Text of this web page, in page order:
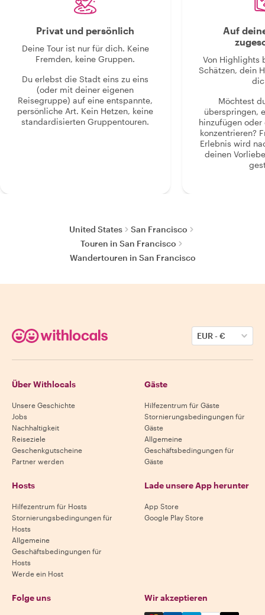
Privat und persönlich
Deine Tour ist nur für dich. Keine
Fremden, keine Gruppen.
Du erlebst die Stadt eins zu eins
(oder mit deiner eigenen
Reisegruppe) auf eine entspannte,
persönliche Art. Kein Hetzen, keine
standardisierten Gruppentouren.
Auf
Von Highlights
Schätzen, dein
Möchtest
überspringen,
hinzufügen
konzentrieren?
Erlebnis wird
deinen
United States
San Francisco
Touren in San Francisco
Wandertouren in San Francisco
EUR-€
Über Withlocals
Unsere Geschichte
Jobs
Nachhaltigkeit
Reiseziele
Geschenkgutscheine
Partner werden
Gäste
Hilfezentrum für Gäste
Stornierungsbedingungen für
Gäste
Allgemeine
Geschäftsbedingungen für
Gäste
Hosts
Hilfezentrum für Hosts
Stornierungsbedingungen für
Hosts
Allgemeine
Geschäftsbedingungen für
Hosts
Werde ein Host
Lade unsere App herunter
App Store
Google Play Store
Folge uns Wir akzeptieren